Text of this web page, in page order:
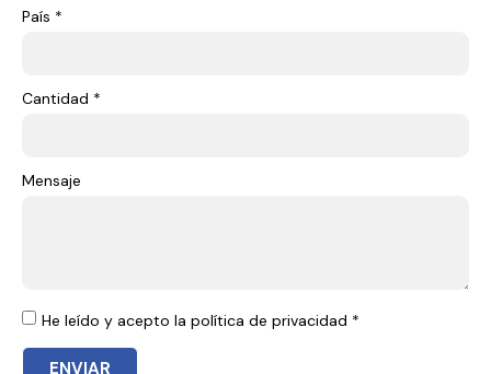
País *
Cantidad *
Mensaje
He leído y acepto la política de privacidad *
ENVIAR